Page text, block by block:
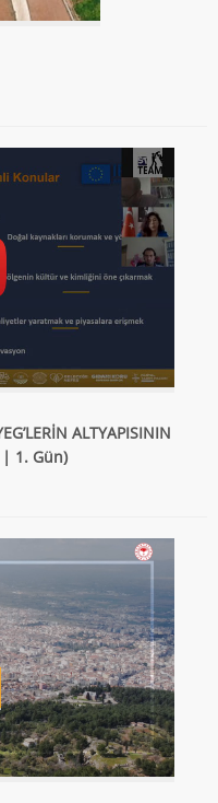
ALTYAPISININ
| 1. Gün)